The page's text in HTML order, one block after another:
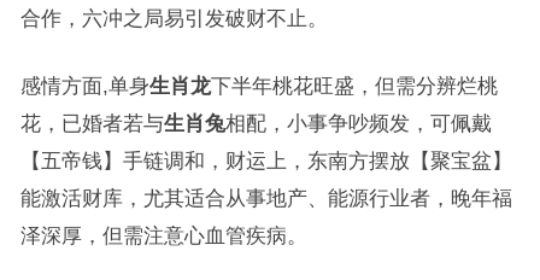
合作，六冲之局易引发破财不止。
感情方面,单身生肖龙下半年桃花旺盛，但需分辨烂桃
花，已婚者若与生肖兔相配，小事争吵频发，可佩戴
【五帝钱】手链调和，财运上，东南方摆放【聚宝盆】
能激活财库，尤其适合从事地产、能源行业者，晚年福
泽深厚，但需注意心血管疾病。